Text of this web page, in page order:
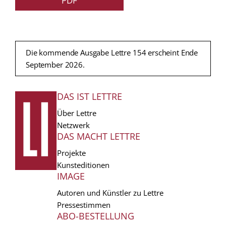
Die kommende Ausgabe Lettre 154 erscheint Ende
September 2026.
FUSSZEILE
DAS IST LETTRE
Über Lettre
Netzwerk
DAS MACHT LETTRE
Projekte
Kunsteditionen
IMAGE
Autoren und Künstler zu Lettre
Pressestimmen
ABO-BESTELLUNG